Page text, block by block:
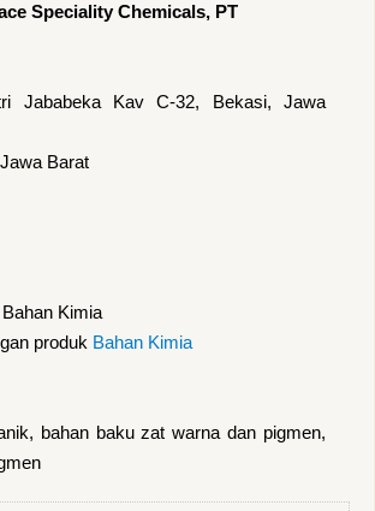
Speciality Chemicals, PT
Jababeka Kav C-32, Bekasi, Jawa
Barat
Bahan Kimia
produk Bahan Kimia
bahan baku zat warna dan pigmen,